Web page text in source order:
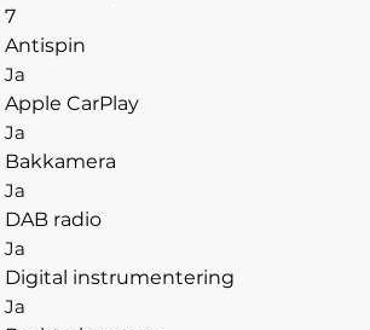
7
Antispin
Ja
Apple CarPlay
Ja
Bakkamera
Ja
DAB radio
Ja
Digital instrumentering
Ja